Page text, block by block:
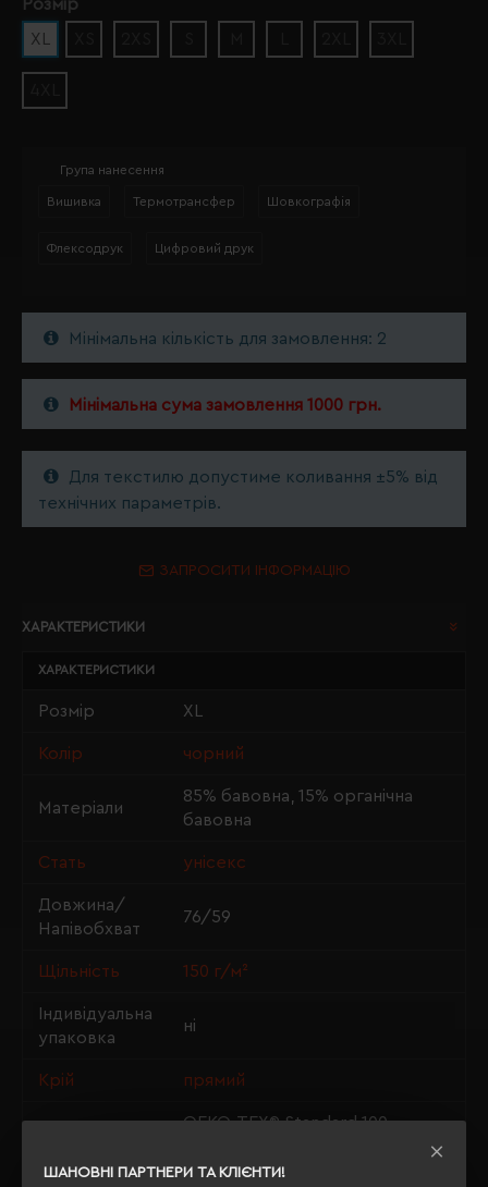
ШАНОВНІ ПАРТНЕРИ ТА КЛІЄНТИ!
Розмір
XL
Група нанесення
Вишивка Термотрансфер Шовкографія
Флексодрук Цифровий друк
Мінімальна кількість для замовлення: 2
Мінімальна сума замовлення 1000 грн.
Для текстилю допустиме коливання ±5% від
технічних параметрів.
ЗАПРОСИТИ ІНФОРМАЦІЮ
ХАРАКТЕРИСТИКИ
ХАРАКТЕРИСТИКИ
Розмір XL
Колір чорний
Матеріали
85% бавовна, 15% органічна
бавовна
Стать унісекс
Довжина/
Напівобхват
76/59
Щільність 150 г/м²
Індивідуальна
упаковка
ні
Крій прямий
OEKO-TEX® Standard 100,
standard, PETA-Approved Vegan